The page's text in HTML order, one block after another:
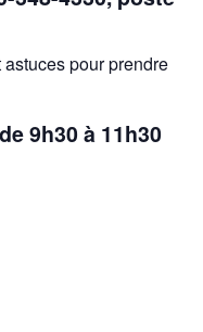
pour prendre
9h30 à 11h30